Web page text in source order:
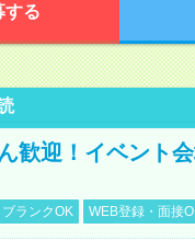
する
歓迎！イベント
ブランクOK WEB登録・面接